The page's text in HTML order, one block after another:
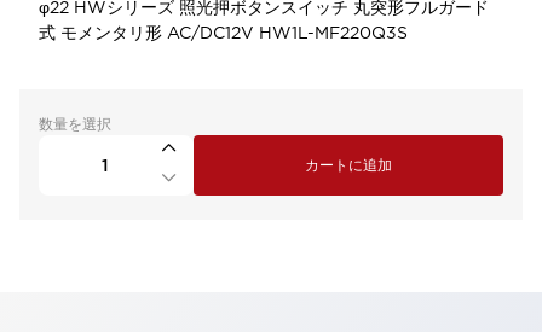
φ22 HWシリーズ 照光押ボタンスイッチ 丸突形フルガード
式 モメンタリ形 AC/DC12V HW1L-MF220Q3S
数量を選択
カートに追加